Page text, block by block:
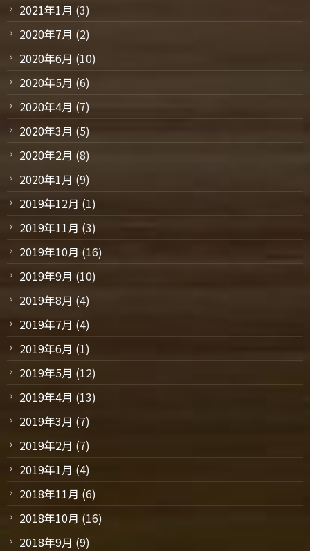
2021年1月 (3)
2020年7月 (2)
2020年6月 (10)
2020年5月 (6)
2020年4月 (7)
2020年3月 (5)
2020年2月 (8)
2020年1月 (9)
2019年12月 (1)
2019年11月 (3)
2019年10月 (16)
2019年9月 (10)
2019年8月 (4)
2019年7月 (4)
2019年6月 (1)
2019年5月 (12)
2019年4月 (13)
2019年3月 (7)
2019年2月 (7)
2019年1月 (4)
2018年11月 (6)
2018年10月 (16)
2018年9月 (9)